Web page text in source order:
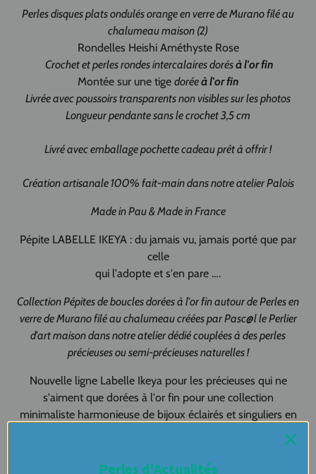
Perles disques plats ondulés orange en verre de Murano filé au
chalumeau maison (2)
Rondelles Heishi Améthyste Rose
Crochet et perles rondes intercalaires dorésà l'or fin
Montée sur une tige doréeà l'or fin
Livrée avec poussoirs transparents non visibles sur les photos
Longueur pendante sans le crochet 3,5 cm
Livré avec emballage pochette cadeau prêt à offrir !
Création artisanale 100% fait-main dans notre atelier Palois
Made in Pau & Made in France
Pépite LABELLE IKEYA : du jamais vu, jamais porté que par
celle
qui l'adopte et s'en pare ….
Collection Pépites de boucles dorées à l'or fin autour de Perles en
verre de Murano filé au chalumeau créées par Pasc@l le Perlier
d'art maison dans notre atelier dédié couplées à des perles
précieuses ou semi-précieuses naturelles !
Nouvelle ligne Labelle Ikeya pour les précieuses qui ne
s'aiment que dorées à l'or fin pour une collection
minimaliste harmonieuse de bijoux éclairés et singuliers en
Perles d'Actualités